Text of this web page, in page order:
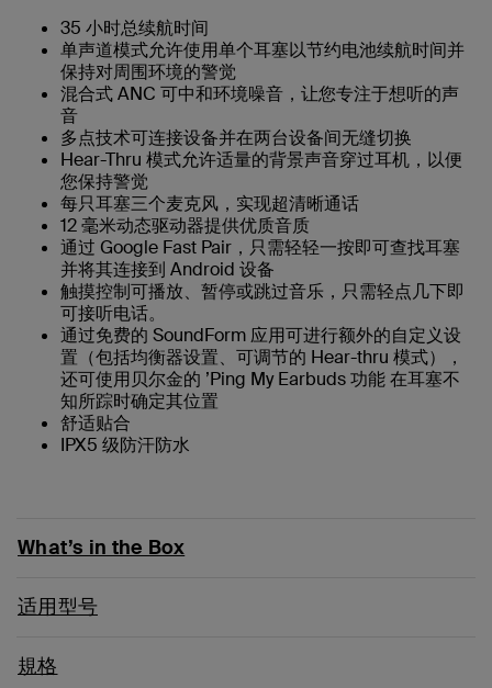
35 小时总续航时间
单声道模式允许使用单个耳塞以节约电池续航时间并
保持对周围环境的警觉
混合式 ANC 可中和环境噪音，让您专注于想听的声
音
多点技术可连接设备并在两台设备间无缝切换
Hear-Thru 模式允许适量的背景声音穿过耳机，以便
您保持警觉
每只耳塞三个麦克风，实现超清晰通话
12 毫米动态驱动器提供优质音质
通过 Google Fast Pair，只需轻轻一按即可查找耳塞
并将其连接到 Android 设备
触摸控制可播放、暂停或跳过音乐，只需轻点几下即
可接听电话。
通过免费的 SoundForm 应用可进行额外的自定义设
置（包括均衡器设置、可调节的 Hear-thru 模式），
还可使用贝尔金的 ’Ping My Earbuds 功能 在耳塞不
知所踪时确定其位置
舒适贴合
IPX5 级防汗防水
What’s in the Box
适用型号
規格